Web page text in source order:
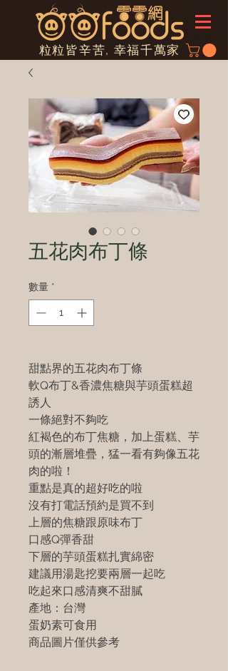
粒粒皆辛苦, 幸福千萬家
五花肉布丁條
數量 *
甜點界的五花肉布丁條
軟Q布丁&香濃焦糖與芋頭蛋糕超
誘人
一條絕對不夠吃
紅褐色的布丁焦糖，加上蛋糕、芋
頭的漸層堆疊，猛一看有夠像五花
肉的啦！
重點是真的超好吃的啦
沒有打電話預約是買不到
上層的焦糖跟原味布丁
口感Q彈香甜
下層的芋頭蛋糕扎實綿密
建議用湯匙挖要兩層一起吃
吃起來口感清爽不甜膩
產地：台灣
蛋奶素可食用
商品圖片僅供參考